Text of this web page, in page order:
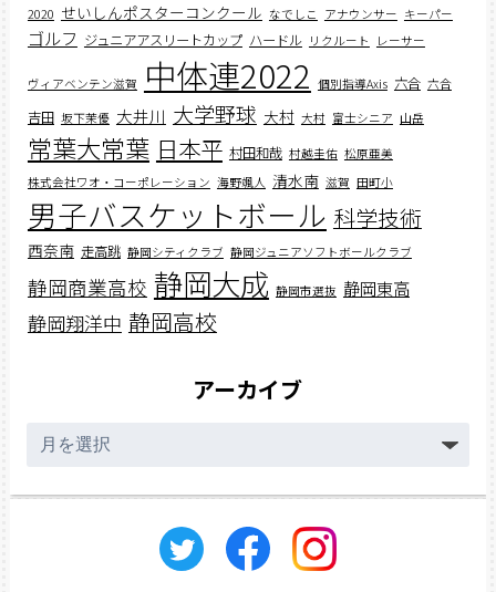
2020 せいしんポスターコンクール なでしこ アナウンサー キーパー
ゴルフ ジュニアアスリートカップ ハードル リクルート レーサー
ヴィアベンテン滋賀 中体連2022 個別指導Axis 六合 六合
吉田 坂下茉優 大井川 大学野球 大村 大村 富士シニア 山岳
常葉大常葉 日本平 村田和哉 村越圭佑 松原亜美
株式会社ワオ・コーポレーション 海野颯人 清水南 滋賀 田町小
男子バスケットボール 科学技術
西奈南 走高跳 静岡シティクラブ 静岡ジュニアソフトボールクラブ
静岡商業高校 静岡大成 静岡市選抜 静岡東高
静岡翔洋中 静岡高校
アーカイブ
ー